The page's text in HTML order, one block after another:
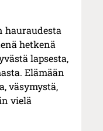
hauraudesta
hetkenä
lapsesta,
Elämään
väsymystä,
vielä